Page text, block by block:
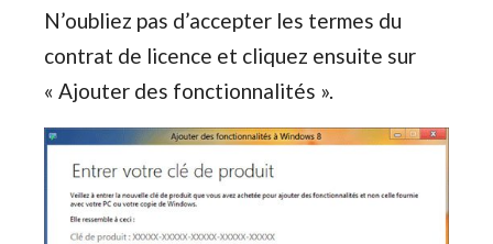
N’oubliez pas d’accepter les termes du
contrat de licence et cliquez ensuite sur
« Ajouter des fonctionnalités ».